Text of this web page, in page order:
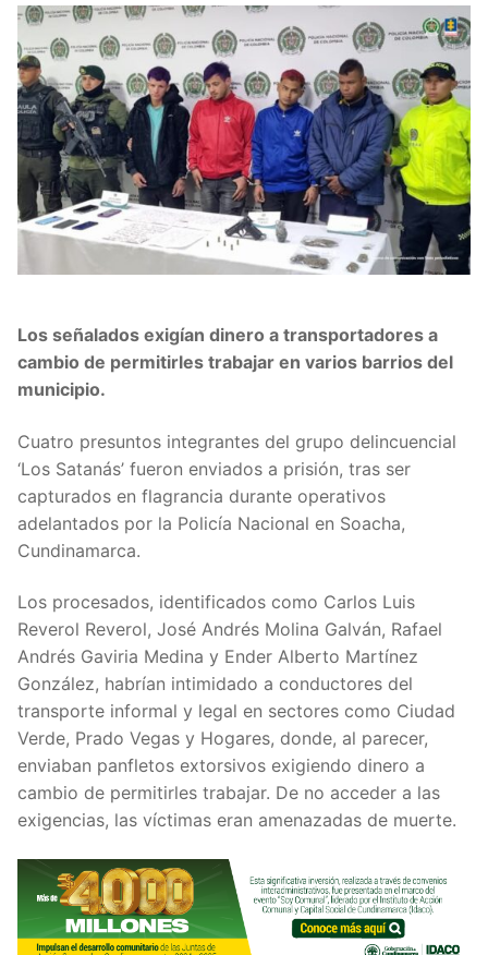
Los señalados exigían dinero a transportadores a
cambio de permitirles trabajar en varios barrios del
municipio.
Cuatro presuntos integrantes del grupo delincuencial
‘Los Satanás’ fueron enviados a prisión, tras ser
capturados en flagrancia durante operativos
adelantados por la Policía Nacional en Soacha,
Cundinamarca.
Los procesados, identificados como Carlos Luis
Reverol Reverol, José Andrés Molina Galván, Rafael
Andrés Gaviria Medina y Ender Alberto Martínez
González, habrían intimidado a conductores del
transporte informal y legal en sectores como Ciudad
Verde, Prado Vegas y Hogares, donde, al parecer,
enviaban panfletos extorsivos exigiendo dinero a
cambio de permitirles trabajar. De no acceder a las
exigencias, las víctimas eran amenazadas de muerte.